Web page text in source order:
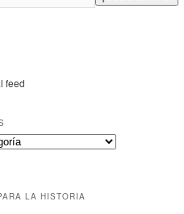
feed
LA HISTORIA